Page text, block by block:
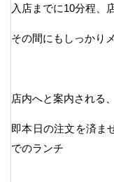
入店までに10分程、
その間にもしっかり
店内へと案内される
即本日の注文を済ま
でのランチ